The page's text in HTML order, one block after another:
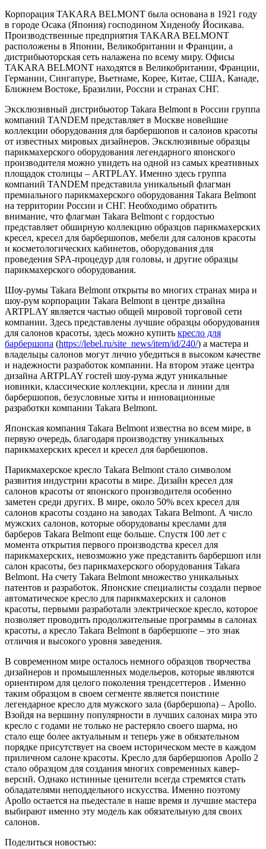
Корпорация TAKARA BELMONT была основана в 1921 году
в городе Осака (Япония) господином Хиденобу Йосикава.
Производственные предприятия TAKARA BELMONT
расположены в Японии, Великобритании и Франции, а
дистрибьюторская сеть налажена по всему миру. Офисы
TAKARA BELMONT находятся в Великобритании, Франции,
Германии, Сингапуре, Вьетнаме, Корее, Китае, США, Канаде,
Ближнем Востоке, Бразилии, России и странах СНГ.
Эксклюзивный дистрибьютор Takara Belmont в России группа
компаний TANDEM представляет в Москве новейшие
коллекции оборудования для барбершопов и салонов красоты
от известных мировых дизайнеров. Эксклюзивные образцы
парикмахерского оборудования легендарного японского
производителя можно увидеть на одной из самых креативных
площадок столицы – ARTPLAY. Именно здесь группа
компаний TANDEM представила уникальный флагман
премиального парикмахерского оборудования Takara Belmont
на территории России и СНГ. Необходимо обратить
внимание, что флагман Takara Belmont c гордостью
представляет обширную коллекцию образцов парикмахерских
кресел, кресел для барбершопов, мебели для салонов красоты
и косметологических кабинетов, оборудования для
проведения SPA-процедур для головы, и другие образцы
парикмахерского оборудования.
Шоу-румы Takara Belmont открыты во многих странах мира и
шоу-рум корпорации Takara Belmont в центре дизайна
ARTPLAY является частью общей мировой торговой сети
компании. Здесь представлены лучшие образцы оборудования
для салонов красоты, здесь можно купить кресло для
барбершопа (https://lebel.ru/site_news/item/id/240/) а мастера и
владельцы салонов могут лично убедиться в высоком качестве
и надежности разработок компании. На втором этаже центра
дизайна ARTPLAY гостей шоу-рума ждут уникальные
новинки, классические коллекции, кресла и линии для
барбершопов, безусловные хиты и инновационные
разработки компании Takara Belmont.
Японская компания Takara Belmont известна во всем мире, в
первую очередь, благодаря производству уникальных
парикмахерских кресел и кресел для барбешопов.
Парикмахерское кресло Takara Belmont стало символом
развития индустрии красоты в мире. Дизайн кресел для
салонов красоты от японского производителя особенно
заметен среди других. В мире, около 50% всех кресел для
салонов красоты создано на заводах Takara Belmont. А число
мужских салонов, которые оборудованы креслами для
барберов Takara Belmont еще больше. Спустя 100 лет с
момента открытия первого производства кресел для
парикмахерских, невозможно уже представить барбершоп или
салон красоты, без парикмахерского оборудования Takara
Belmont. На счету Takara Belmont множество уникальных
патентов и разработок. Японские специалисты создали первое
автоматическое кресло для парикмахерских и салонов
красоты, первыми разработали электрическое кресло, которое
позволяет проводить продолжительные программы в салонах
красоты, а кресло Takara Belmont в барбершопе – это знак
отличия и высокого уровня заведения.
В современном мире осталось немного образцов творчества
дизайнеров и промышленных модельеров, которые являются
ориентиром для целого поколения трендсеттеров . Именно
таким образцом в своем сегменте является поистине
легендарное кресло для мужского зала (барбершопа) – Apollo.
Взойдя на вершину популярности в лучших салонах мира это
кресло с годами не только не растеряло своего шарма, но
стало еще более актуальным и теперь уже в обязательном
порядке присутствует на своем историческом месте в каждом
приличном салоне красоты. Кресло для барбершопов Apollo 2
стало образцом для создания многих современных кавер-
версий. Однако истинные ценители всегда стремятся стать
обладателями неподдельного искусства. Именно поэтому
Apollo остается на пьедестале в наше время и лучшие мастера
выбирают именно эту модель как обязательную для своих
салонов.
Поделиться новостью: